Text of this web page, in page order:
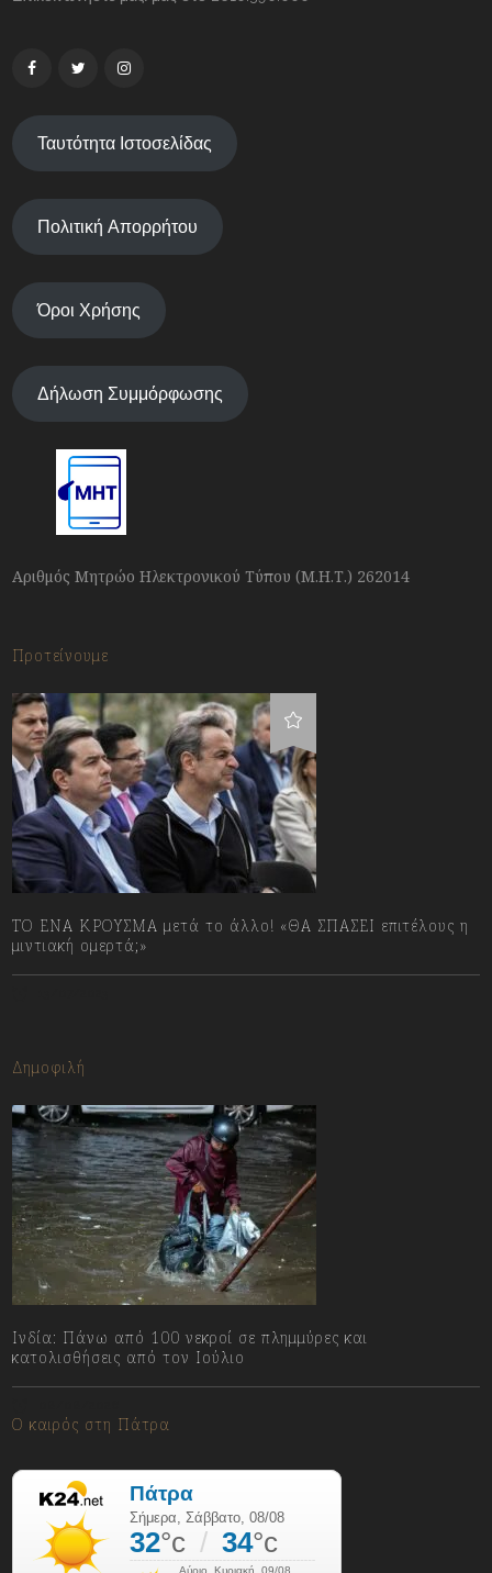
Ταυτότητα Ιστοσελίδας
Πολιτική Απορρήτου
Όροι Χρήσης
Δήλωση Συμμόρφωσης
Αριθμός Μητρώο Ηλεκτρονικού Τύπου (Μ.Η.Τ.) 262014
Προτείνουμε
ΤΟ ΕΝΑ ΚΡΟΥΣΜΑ μετά το άλλο! «ΘΑ ΣΠΑΣΕΙ επιτέλους η
μιντιακή ομερτά;»
Δημοφιλή
Ινδία: Πάνω από 100 νεκροί σε πλημμύρες και
κατολισθήσεις από τον Ιούλιο
Ο καιρός στη Πάτρα